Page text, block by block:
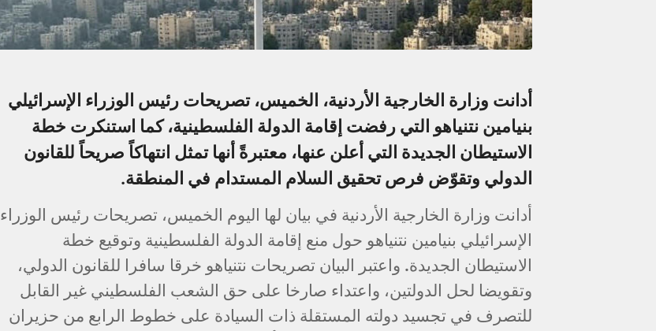
أدانت وزارة الخارجية الأردنية، الخميس، تصريحات رئيس الوزراء الإسرائيلي
بنيامين نتنياهو التي رفضت إقامة الدولة الفلسطينية، كما استنكرت خطة
الاستيطان الجديدة التي أعلن عنها، معتبرةً أنها تمثل انتهاكاً صريحاً للقانون
الدولي وتقوّض فرص تحقيق السلام المستدام في المنطقة.
أدانت وزارة الخارجية الأردنية في بيان لها اليوم الخميس، تصريحات رئيس الوزراء
الإسرائيلي بنيامين نتنياهو حول منع إقامة الدولة الفلسطينية وتوقيع خطة
الاستيطان الجديدة. واعتبر البيان تصريحات نتنياهو خرقا سافرا للقانون الدولي،
وتقويضا لحل الدولتين، واعتداء صارخا على حق الشعب الفلسطيني غير القابل
للتصرف في تجسيد دولته المستقلة ذات السيادة على خطوط الرابع من حزيران